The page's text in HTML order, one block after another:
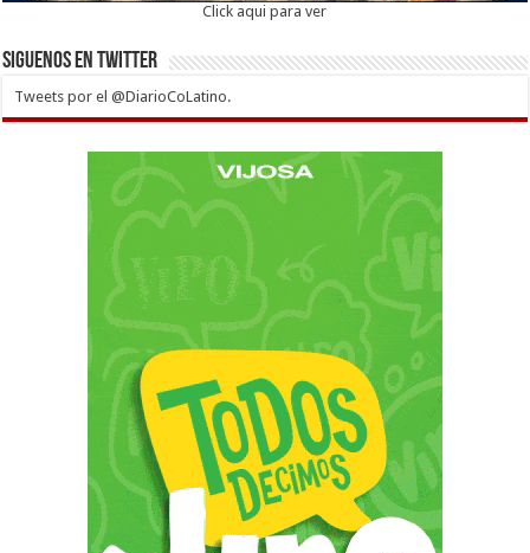
Click aqui para ver
Siguenos en twitter
Tweets por el @DiarioCoLatino.